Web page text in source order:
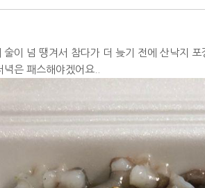
술이 넘 땡겨서 참다가 더 늦기 전에 산낙지
은 패스해야겠어요..